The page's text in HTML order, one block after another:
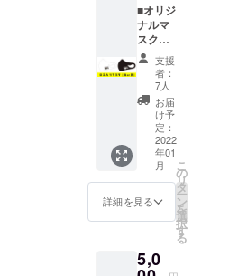
■オリジ
ナルマ
スク＋
実行委
員会か
らのお
礼メッ
セージ■
Miyaza
20Fes
オリジ
ナルマ
スク。
カラー
を、白
は黒か
らお選
支援
者：
7人
お届
け予
定：
2022
年01
月
詳細を見る
こ
の
リ
タ
ー
ン
を
選
択
す
る
5,0